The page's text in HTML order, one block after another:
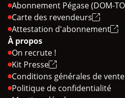
Abonnement Pégase (DOM-
Carte des revendeurs
Attestation d'abonnement
À propos
On recrute !
Kit Presse
Conditions générales de vente
Politique de confidentialité